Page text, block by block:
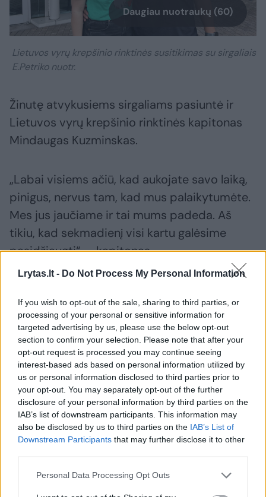
Lrytas.lt - Do Not Process My Personal Information
If you wish to opt-out of the sale, sharing to third parties, or
processing of your personal or sensitive information for
targeted advertising by us, please use the below opt-out
section to confirm your selection. Please note that after your
opt-out request is processed you may continue seeing
interest-based ads based on personal information utilized by
us or personal information disclosed to third parties prior to
your opt-out. You may separately opt-out of the further
disclosure of your personal information by third parties on the
IAB’s list of downstream participants. This information may
also be disclosed by us to third parties on the IAB’s List of
Downstream Participants that may further disclose it to other
Personal Data Processing Opt Outs
Daugiau nuotraukų (60)
Lietuvos vyrų krepšinio rinktinės susitikimas su sirgaliais
E.Petriko nuotr.
Žinutę atvykusiems sirgaliams pasiuntė ir
Lietuvos vyrų krepšinio rinktinės kapitonas
Mindaugas Kuzminskas.
„Labai visiems ačiū, kad aukojate savo laiką,
pinigus, nervus tam, kad mus palaikytumėte.
Mes jus jaučiame ir tai mums padeda. Aš
tikiu, kad sekmadienį visi kartu galėsime
pasidžiaugti“, – kapitonas.
Daugiau nuotraukų (60)
ltu.basketball nuotr.